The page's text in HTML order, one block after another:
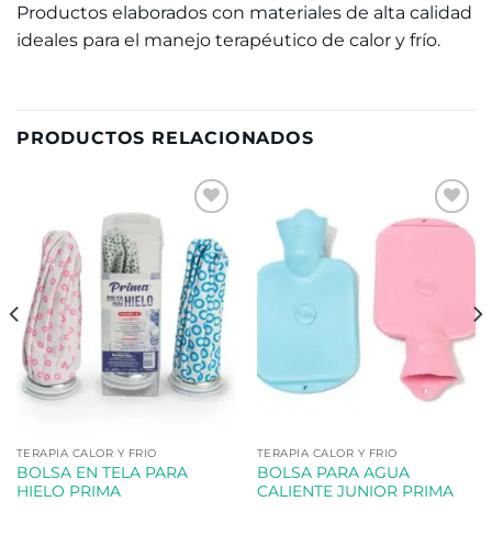
Productos elaborados con materiales de alta calidad
ideales para el manejo terapéutico de calor y frío.
PRODUCTOS RELACIONADOS
a la
lista de
deseos
TERAPIA CALOR Y FRIO
BOLSA EN TELA PARA
HIELO PRIMA
Añadir
TERAPIA CALOR Y FRIO
BOLSA PARA AGUA
CALIENTE JUNIOR PRIMA